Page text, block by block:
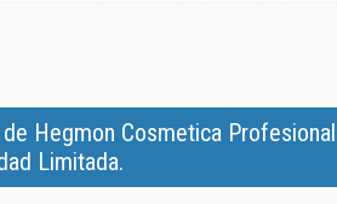
Hegmon Cosmetica Profesional
Limitada.